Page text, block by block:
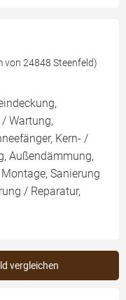
von 24848 Steenfeld)
Wartung,
Kern- /
Außendämmung,
Sanierung
/ Reparatur,
vergleichen